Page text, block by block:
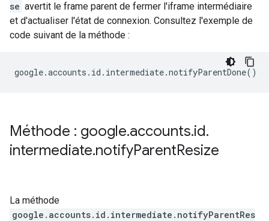
se avertit le frame parent de fermer l'iframe intermédiaire
et d'actualiser l'état de connexion. Consultez l'exemple de
code suivant de la méthode :
google.accounts . id . intermediate.notifyParentDone()
Méthode : google.accounts.id.
intermediate.notifyParentResize
La méthode
google.accounts.id.intermediate.notifyParentRes